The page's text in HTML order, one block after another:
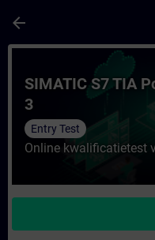
arrow_back
Course -
SIMATIC S7 TIA
3
Entry Test
Online kwalificatietest